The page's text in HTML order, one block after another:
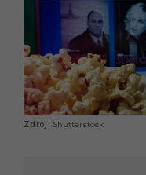
Shutterstock